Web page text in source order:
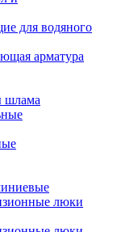
для водяного
арматура
шлама
люки